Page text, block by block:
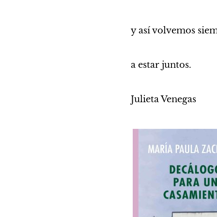
y así volvemos
a estar juntos.
Julieta Venegas